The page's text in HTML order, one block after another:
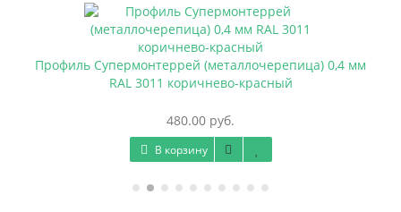
Профиль Супермонтеррей (металлочерепица) 0,4 мм
RAL 3011 коричнево-красный
480.00 руб.
В корзину